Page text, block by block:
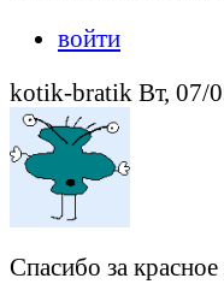
войти
kotik-bratik Вт, 07/
Спасибо за